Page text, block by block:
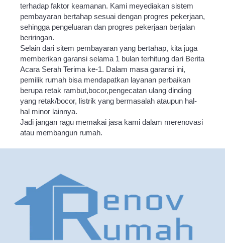
terhadap faktor keamanan. Kami meyediakan sistem
pembayaran bertahap sesuai dengan progres pekerjaan,
sehingga pengeluaran dan progres pekerjaan berjalan
beriringan.
Selain dari sitem pembayaran yang bertahap, kita juga
memberikan garansi selama 1 bulan terhitung dari Berita
Acara Serah Terima ke-1. Dalam masa garansi ini,
pemilik rumah bisa mendapatkan layanan perbaikan
berupa retak rambut,bocor,pengecatan ulang dinding
yang retak/bocor, listrik yang bermasalah ataupun hal-
hal minor lainnya.
Jadi jangan ragu memakai jasa kami dalam merenovasi
atau membangun rumah.